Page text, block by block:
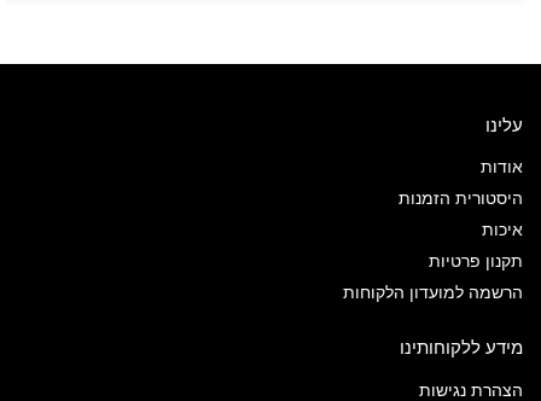
עלינו
אודות
היסטורית הזמנות
איכות
תקנון פרטיות
הרשמה למועדון הלקוחות
מידע ללקוחותינו
הצהרת נגישות